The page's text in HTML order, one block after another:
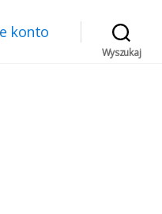
konto
Wyszukaj